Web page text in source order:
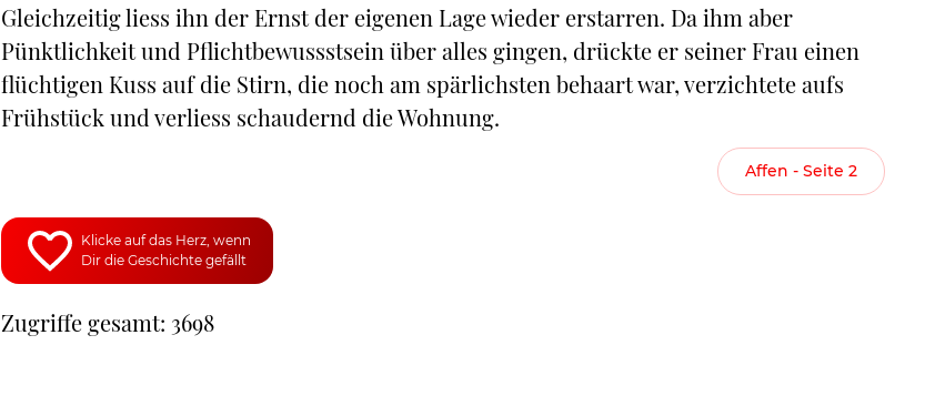
Gleichzeitig liess ihn der Ernst der eigenen Lage wieder erstarren. Da ihm aber
Pünktlichkeit und Pflichtbewussstsein über alles gingen, drückte er seiner Frau einen
flüchtigen Kuss auf die Stirn, die noch am spärlichsten behaart war, verzichtete aufs
Frühstück und verliess schaudernd die Wohnung.
Affen - Seite 2
Klicke auf das Herz, wenn
Dir die Geschichte gefällt
Zugriffe gesamt: 3698